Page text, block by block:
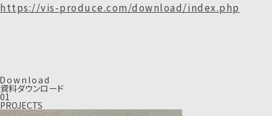
https://vis-produce.com/download/index.php
Down load
資料ダウンロード
01
PROJECTS